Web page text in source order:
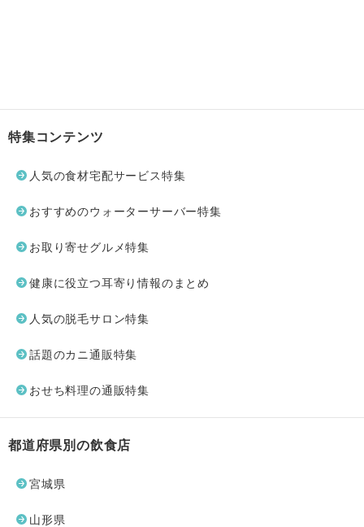
特集コンテンツ
人気の食材宅配サービス特集
おすすめのウォーターサーバー特集
お取り寄せグルメ特集
健康に役立つ耳寄り情報のまとめ
人気の脱毛サロン特集
話題のカニ通販特集
おせち料理の通販特集
都道府県別の飲食店
宮城県
山形県